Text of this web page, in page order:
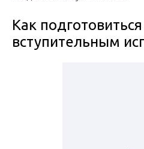
Как
вступительным